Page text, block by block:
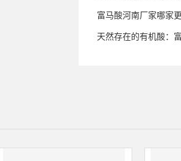
富马酸河南厂家哪家
天然存在的有机酸：